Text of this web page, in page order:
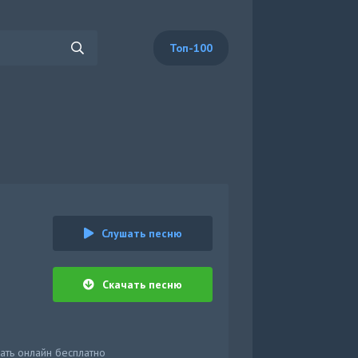
Топ-100
Слушать песню
Скачать песню
онлайн бесплатно